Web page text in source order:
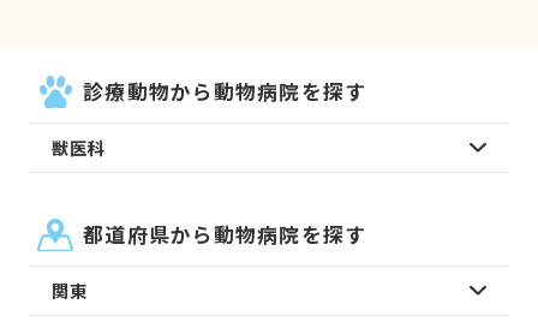
診療動物から動物病院を探す
獣医科
都道府県から動物病院を探す
関東